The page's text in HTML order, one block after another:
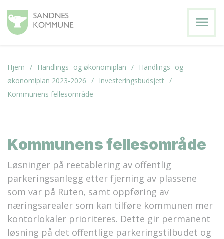
menu
Hjem Handlings- og økonomiplan
Handlings- og
økonomiplan 2023-2026
Investeringsbudsjett
Kommunens fellesområde
Kommunens fellesområde
Løsninger på reetablering av offentlig
parkeringsanlegg etter fjerning av plassene
som var på Ruten, samt oppføring av
næringsarealer som kan tilføre kommunen mer
kontorlokaler prioriteres. Dette gir permanent
løsning på det offentlige parkeringstilbudet og